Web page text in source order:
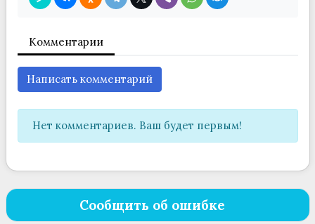
Комментарии
Написать комментарий
Нет комментариев. Ваш будет первым!
Сообщить об ошибке